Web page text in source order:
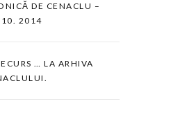
DE CENACLU –
2014
… LA ARHIVA